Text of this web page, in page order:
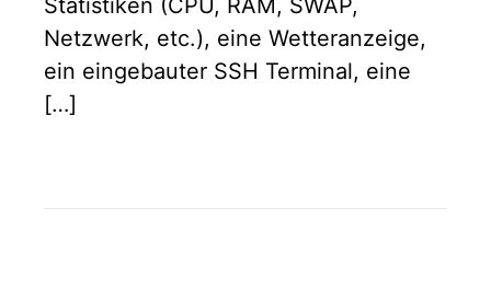
Statistiken (CPU, RAM, SWAP,
Netzwerk, etc.), eine Wetteranzeige,
ein eingebauter SSH Terminal, eine
[…]